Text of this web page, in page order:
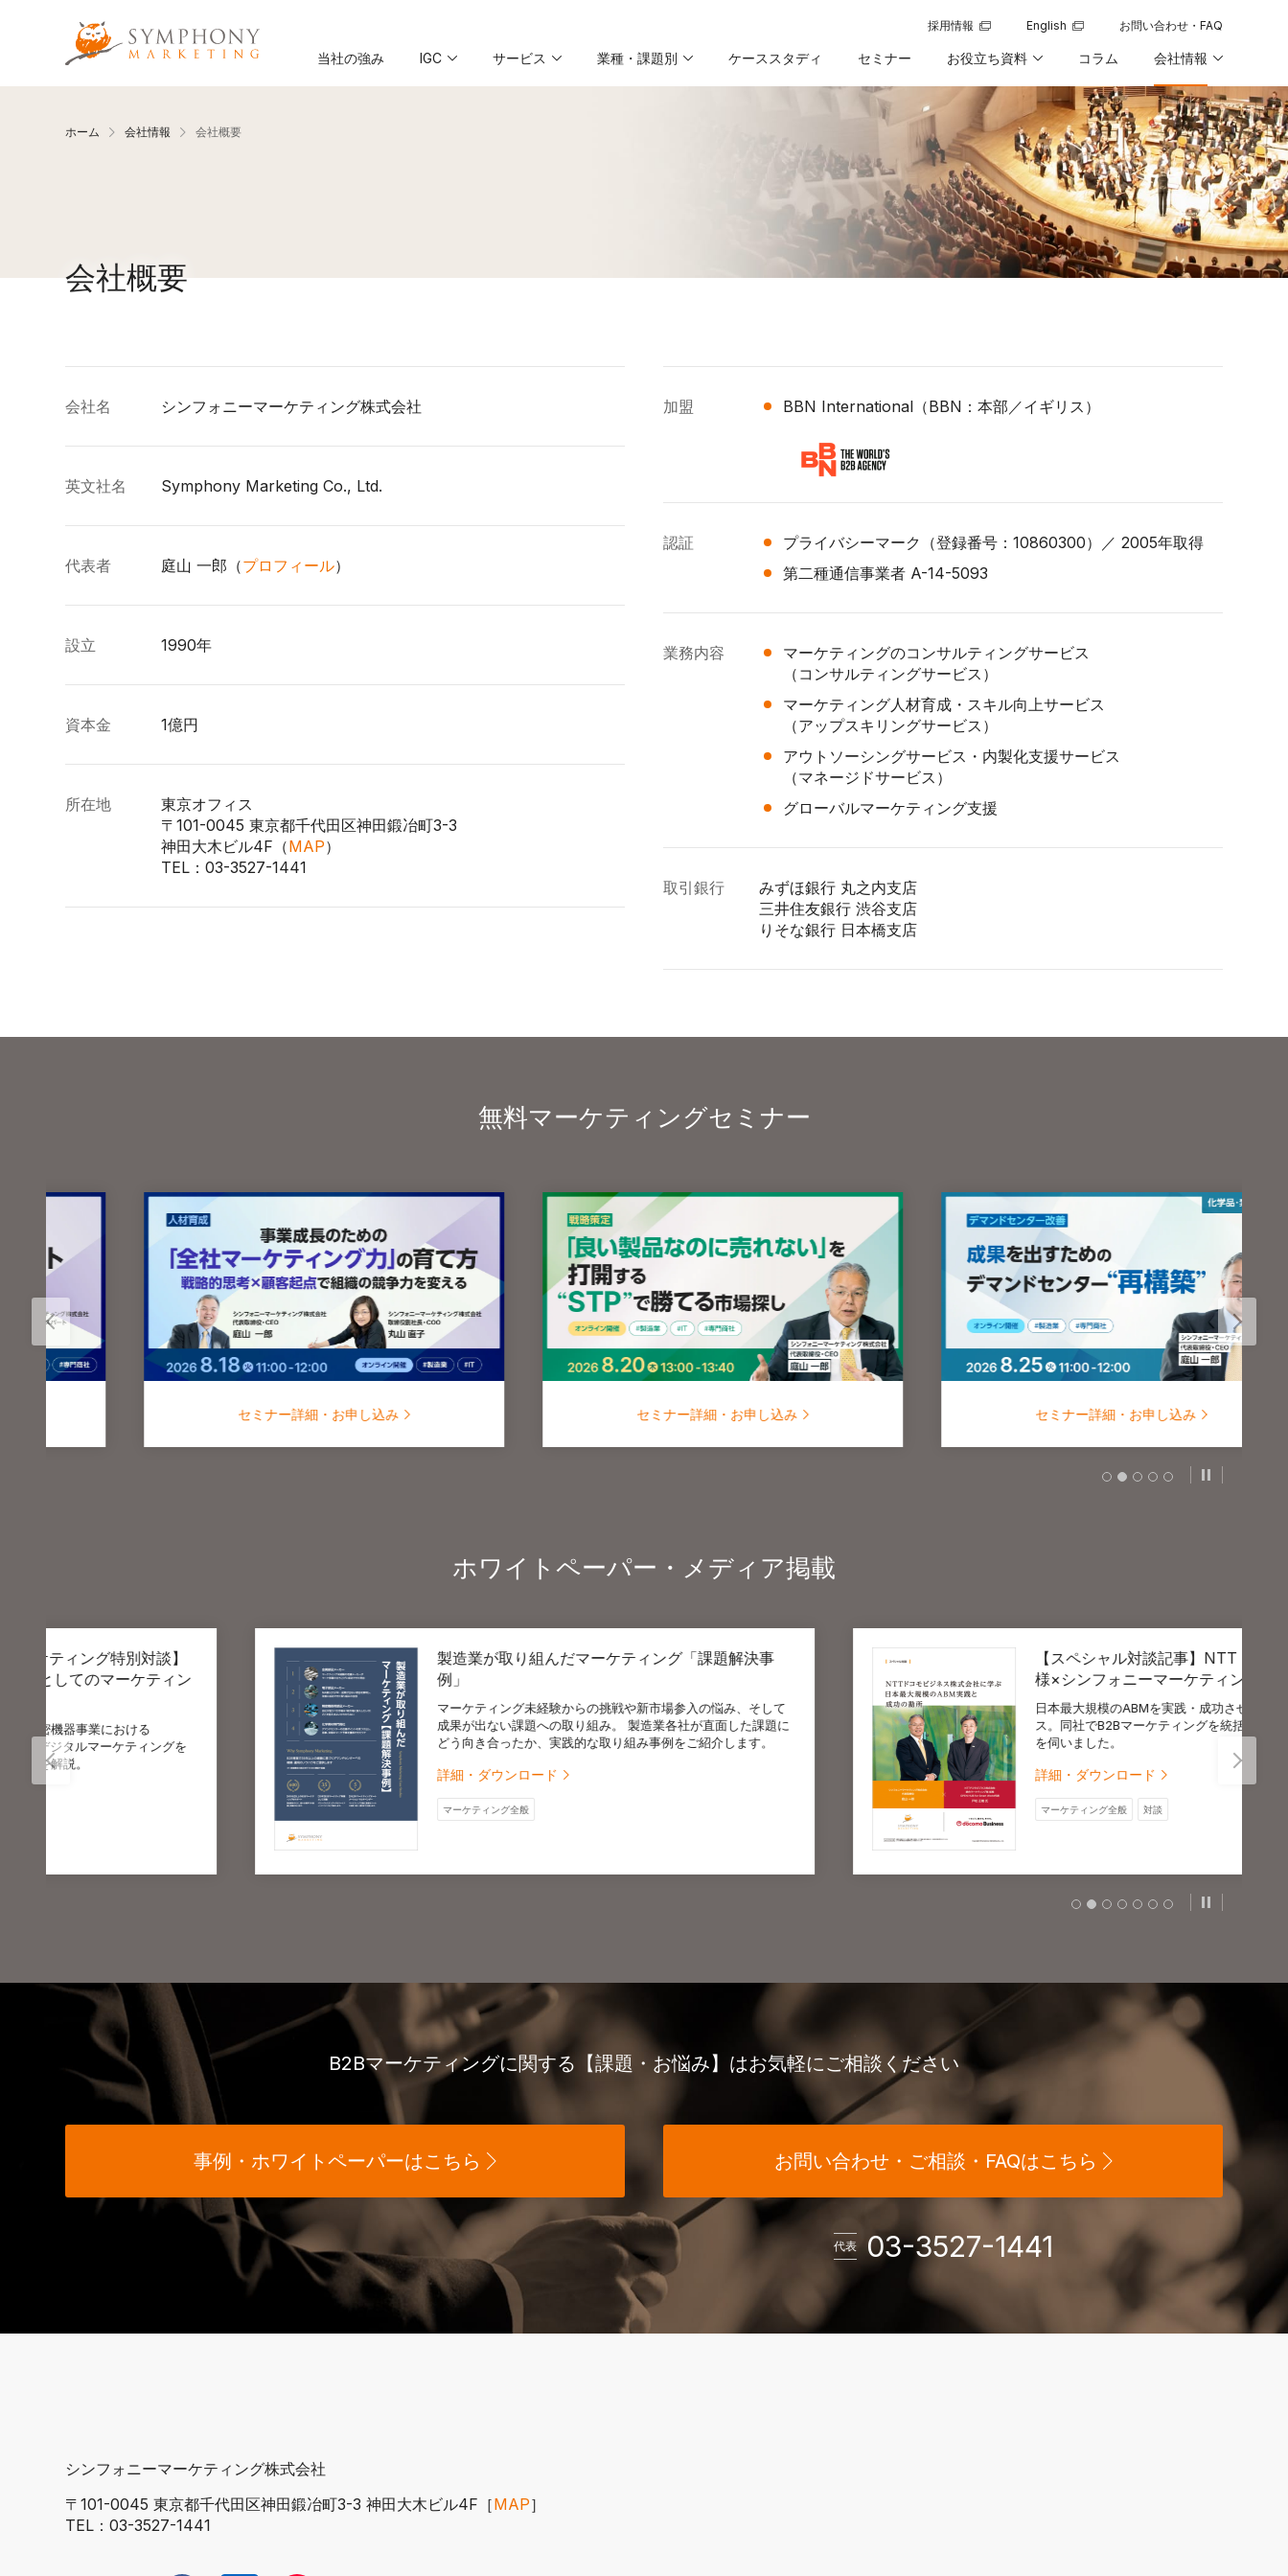
採用情報
新規ウィンドウで開くEnglish
新規ウィンドウで開くお問い合わせ・FAQ
当社の強み IGC サービス 業種・課題別 ケーススタディ セミナー お役立ち資料 コラム 会社情報
ホーム 会社情報 会社概要
会社概要
会社名
シンフォニーマーケティング株式会社
英文社名 Symphony Marketing Co., Ltd.
代表者 庭山 一郎（プロフィール）
設立 1990年
資本金 1億円
所在地
東京オフィス
〒101-0045 東京都千代田区神田鍛冶町3-3
神田大木ビル4F（MAP）
TEL： 03-3527-1441
加盟
BBN International（BBN：本部／イギリス）
認証
プライバシーマーク（登録番号：10860300）／ 2005年取得
第二種通信事業者 A-14-5093
業務内容
マーケティングのコンサルティングサービス
（コンサルティングサービス）
マーケティング人材育成・スキル向上サービス
（アップスキリングサービス）
アウトソーシングサービス・内製化支援サービス
（マネージドサービス）
グローバルマーケティング支援
取引銀行
みずほ銀行 丸之内支店
三井住友銀行 渋谷支店
りそな銀行 日本橋支店
無料マーケティングセミナー
セミナー詳細・お申し込み セミナー詳細・お申し込み セミナー詳細・お申し込み
ホワイトペーパー・メディア掲載
製造業が取り組んだマーケティング「課題解決事
マーケティング未経験からの挑戦や新市場参入の悩み、そして
成果が出ない課題への取り組み。 製造業各社が直面した課題に
どう向き合ったか、実践的な取り組み事例をご紹介します。
詳細・ダウンロード
マーケティング全般
【スペシャル対談記事】NTTドコモビジネス 戸松
様×シンフォニーマーケティング 庭山
日本最大規模のABMを実践・成功させているNTTドコモビジネ
ス。同社でB2Bマーケティングを統括されている戸松様にお話
を伺いました。
詳細・ダウンロード
マーケティング全般 対談
B2Bマーケティングに関する 【課題・お悩み】はお気軽にご相談ください
事例・ホワイトペーパーはこちら お問い合わせ・ご相談・FAQはこちら
代表 03-3527-1441
シンフォニーマーケティング株式会社
〒101-0045 東京都千代田区神田鍛冶町3-3 神田大木ビル4F［MAP］
TEL： 03-3527-1441